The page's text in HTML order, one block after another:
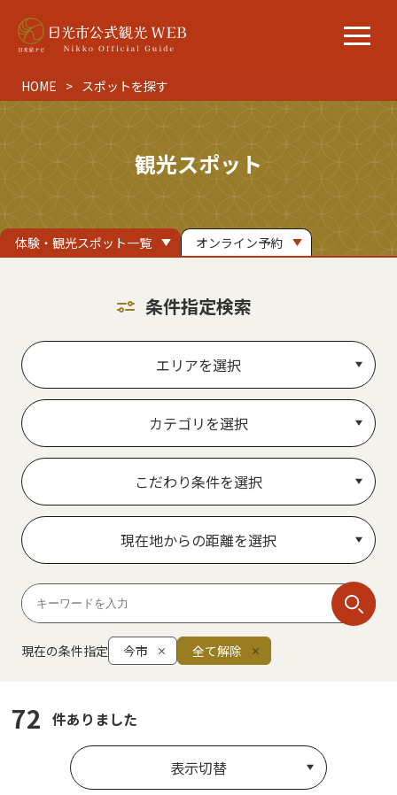
HOME スポットを探す
観光スポット
体験・観光スポット一覧 オンライン予約
条件指定検索
エリアを選択
カテゴリを選択
こだわり条件を選択
現在地からの距離を選択
現在の条件指定 今市 全て解除
72 件ありました
表示切替